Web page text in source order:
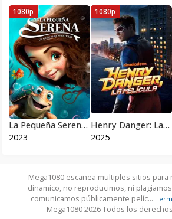
La Pequeña Serena: Un Océano de Aventuras
2023
1080p
Henry Danger: La Película
2025
1080p
Mega1080 escanea multiples sitios
dinamico, no reproducimos, ni
comunicamos públicamente pelíc...
Mega1080 2026 Todos los